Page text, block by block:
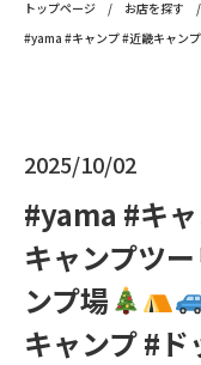
トップページ / お店を探す /
2025/10/02
#yama #キ
キャンプツ
ンプ場
キャンプ #